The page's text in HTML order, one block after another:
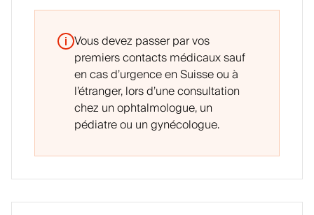
Vous devez passer par vos
premiers contacts médicaux sauf
en cas d’urgence en Suisse ou à
l’étranger, lors d’une consultation
chez un ophtalmologue, un
pédiatre ou un gynécologue.